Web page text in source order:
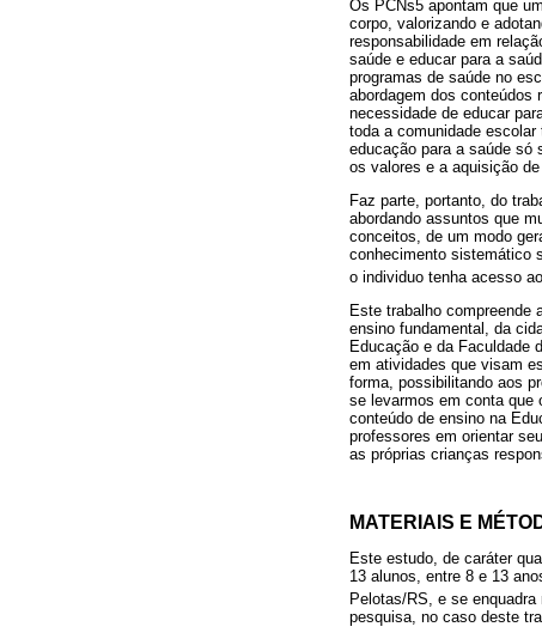
Os PCNs5 apontam que
corpo, valorizando e
responsabilidade em
saúde e educar para a
programas de saúde no
abordagem dos
necessidade de educar
toda a comunidade
educação para a saúde só
os valores e a aquisição
Faz parte, portanto, do
abordando assuntos que
conceitos, de um modo
conhecimento sistemático
o individuo tenha acesso
Este trabalho compreende
ensino fundamental, da
Educação e da Faculdade
em atividades que visam
forma, possibilitando aos
se levarmos em conta que
conteúdo de ensino na
professores em orientar
as próprias crianças
MATERIAIS E
Este estudo, de caráter
13 alunos, entre 8 e 13
Pelotas/RS, e se
pesquisa, no caso deste